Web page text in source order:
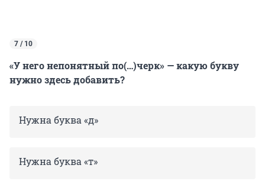
7 / 10
«У него непонятный по(…)черк» — какую букву
нужно здесь добавить?
Нужна буква «д»
Нужна буква «т»